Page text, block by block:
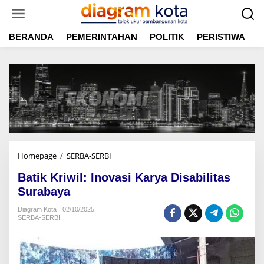
t
BERANDA PEMERINTAHAN POLITIK PERISTIWA
Homepage / SERBA-SERBI
t
i
Batik Kriwil: Inovasi Karya Disabilitas
Surabaya
Diagram Kota
02/10/2025
SERBA-SERBI